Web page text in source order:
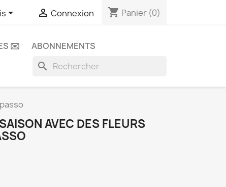
  Connexion shopping_cart Panier (0)
✉️ ABONNEMENTS
search
AVEC DES FLEURS